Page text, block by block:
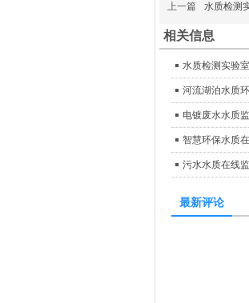
上一篇 水质检测
相关信息
水质检测实验
河流湖泊水质
电镀废水水质
智慧环保水质
污水水质在线
最新评论